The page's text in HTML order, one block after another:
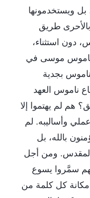
بل ويستخدمونها
طريق
دون استثناء،
ناموس موسى في
بجدية
ناموس العهد
هم لم يهتموا إلا
وأساليبه. لم
بالله، بل
المقدس. ومن أجل
سمَّروا يسوع
مكانة كل كلمة من